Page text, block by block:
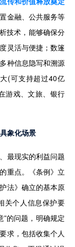
金融、公共服务等
技术，能够确保分
灵活与便捷；数篷
种信息隐写和溯源
(可支持超过40亿
游戏、文旅、银行
象化场景
最现实的利益问题
重点。《条例》立
法》确立的基本原
关个人信息保护要
的问题，明确规定
求，包括收集个人